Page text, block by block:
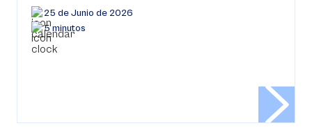
25 de Junio de 2026
5 minutos